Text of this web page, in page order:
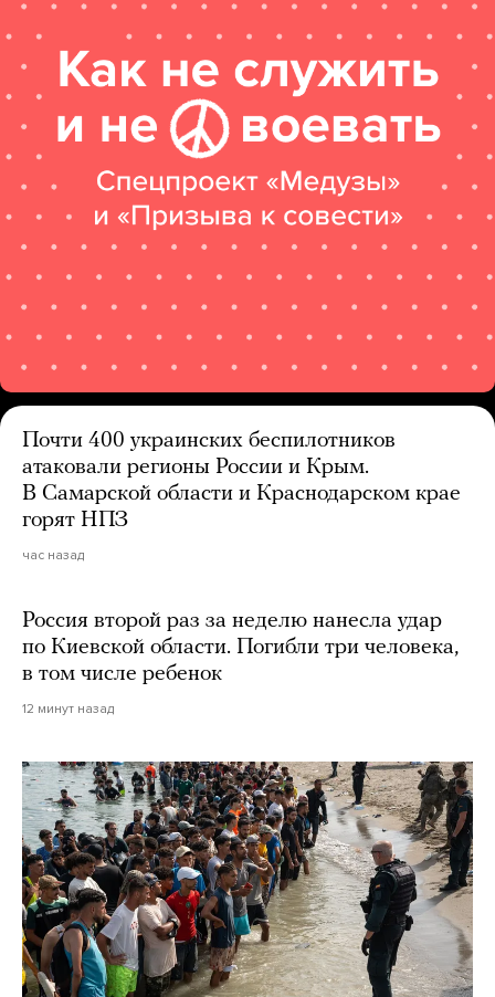
Почти 400 украинских беспилотников
атаковали регионы России и Крым.
В Самарской области и Краснодарском крае
горят НПЗ
час назад
Россия второй раз за неделю нанесла удар
по Киевской области. Погибли три человека,
в том числе ребенок
12 минут назад